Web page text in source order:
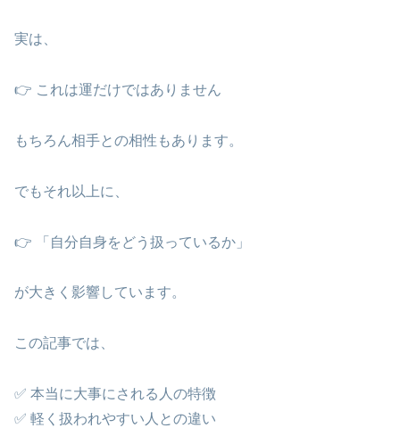
実は、
👉 これは運だけではありません
もちろん相手との相性もあります。
でもそれ以上に、
👉 「自分自身をどう扱っているか」
が大きく影響しています。
この記事では、
✅ 本当に大事にされる人の特徴
✅ 軽く扱われやすい人との違い